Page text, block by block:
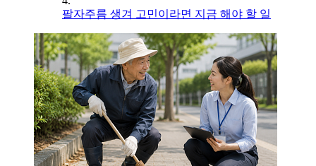
팔자주름 생겨 고민이라면 지금 해야 할 일